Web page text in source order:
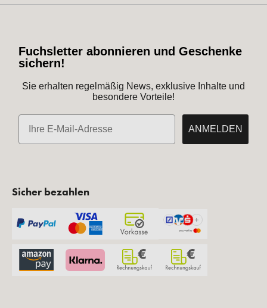
Fuchsletter abonnieren und Geschenke
sichern!
Sie erhalten regelmäßig News, exklusive Inhalte und
besondere Vorteile!
E-Mail
ANMELDEN
Sicher bezahlen